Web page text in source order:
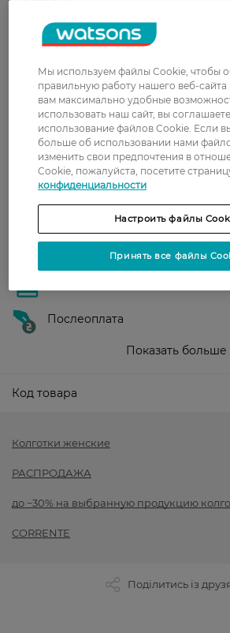
Новая почта
от 699 грн
Укрпочта
Стоимость доставки – 79 грн,
доставка от – 599 грн
Забрать сегодня в магазине
Стоимость доставки – 0 грн
Показать больше
Послеоплата
Показать больше
Код товара
Колготки женские
РАСПРОДАЖА
до −30% на выбранную продукцию
CORRENTE
Поділитись із
Мы используем файлы Cookie, чтобы
правильную работу нашего веб-сайта
вам максимально удобные
использовать наш сайт, вы
использование файлов Cookie. Если
больше об использовании нами
изменить свои предпочтения в
Cookie, пожалуйста, посетите
конфиденциальности
Настроить файлы
Принять все файлы